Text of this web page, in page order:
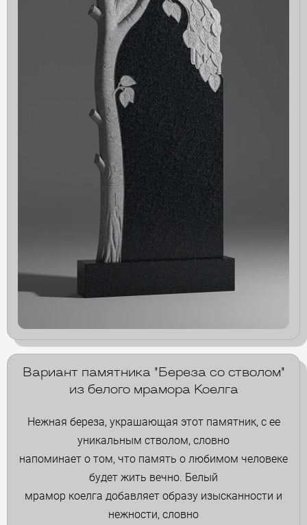
Вариант памятника "Береза со стволом"
из белого мрамора Коелга
Нежная береза, украшающая этот памятник, с ее
уникальным стволом, словно
напоминает о том, что память о любимом человеке
будет жить вечно. Белый
мрамор коелга добавляет образу изысканности и
нежности, словно